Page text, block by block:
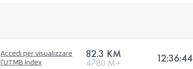
Accedi per visualizzare
l'UTMB Index
82.3 KM
4780 M+ 12:36:44